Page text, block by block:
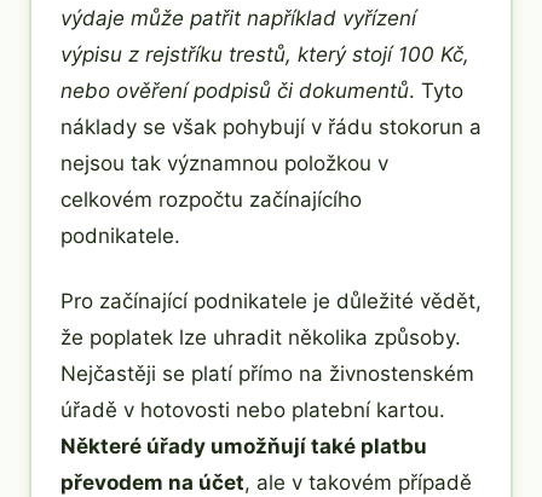
výdaje může patřit například vyřízení
výpisu z rejstříku trestů, který stojí 100 Kč,
nebo ověření podpisů či dokumentů. Tyto
náklady se však pohybují v řádu stokorun a
nejsou tak významnou položkou v
celkovém rozpočtu začínajícího
podnikatele.
Pro začínající podnikatele je důležité vědět,
že poplatek lze uhradit několika způsoby.
Nejčastěji se platí přímo na živnostenském
úřadě v hotovosti nebo platební kartou.
Některé úřady umožňují také platbu
převodem na účet, ale v takovém případě